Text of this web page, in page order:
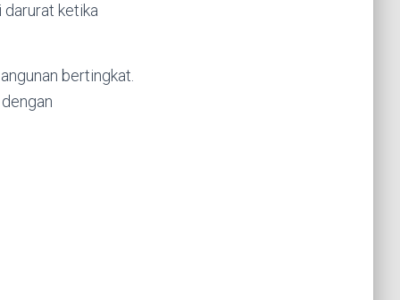
ketika
bertingkat.